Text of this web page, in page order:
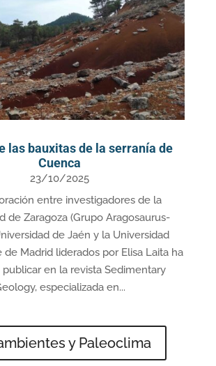
las bauxitas de la serranía de
Cuenca
23/10/2025
entre investigadores de la
de Zaragoza (Grupo Aragosaurus-
de Jaén y la Universidad
Madrid liderados por Elisa Laita ha
en la revista Sedimentary
especializada en...
y Paleoclima